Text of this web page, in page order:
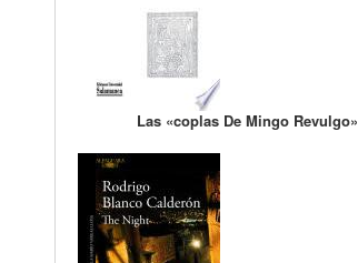
Las «coplas De Mingo Revulgo»